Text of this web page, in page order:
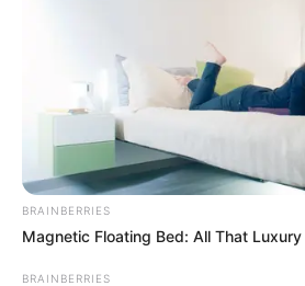
Die attraktivsten Städtreisen
Die beliebtesten
Die schönsten Schlösser
BRAINBERRIES
Magnetic Floating Bed: All That Luxury
BRAINBERRIES